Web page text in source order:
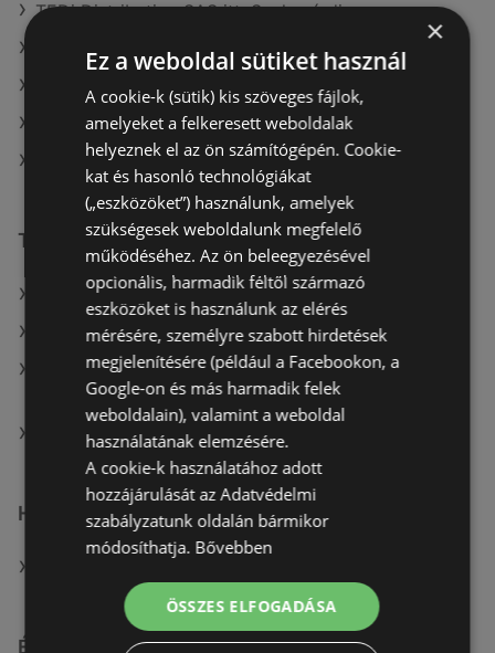
TEDi Distribution SAS itt: Szekszárdi
TEDi Distribution SAS itt: Ceglédi
TEDi Distribution SAS itt: Ráckevei
TEDi Distribution SAS itt: Érdi
TEDi Distribution SAS itt: Hajdúhadházi
További linkek
A(z) TEDi Distribution SAS ajánlatai
A(z) KiK TEXTIL ÉS NON-FOOD KFT. (HU) ajánlatai
A(z) KiK TEXTIL ÉS NON-FOOD KFT. (HU) aktuális
akciós újságjai
A(z) TEDi Distribution SAS üzletei itt: Szombathelyi
Hasonló kiskereskedők
Érdeklődésre számot tartó elemek itt:
×
Ez a weboldal sütiket használ
A cookie-k (sütik) kis szöveges fájlok,
amelyeket a felkeresett weboldalak
helyeznek el az ön számítógépén. Cookie-
kat és hasonló technológiákat
(„eszközöket”) használunk, amelyek
szükségesek weboldalunk megfelelő
működéséhez. Az ön beleegyezésével
opcionális, harmadik féltől származó
eszközöket is használunk az elérés
mérésére, személyre szabott hirdetések
megjelenítésére (például a Facebookon, a
Google-on és más harmadik felek
weboldalain), valamint a weboldal
használatának elemzésére.
A cookie-k használatához adott
hozzájárulását az Adatvédelmi
szabályzatunk oldalán bármikor
módosíthatja. Bővebben
ÖSSZES ELFOGADÁSA